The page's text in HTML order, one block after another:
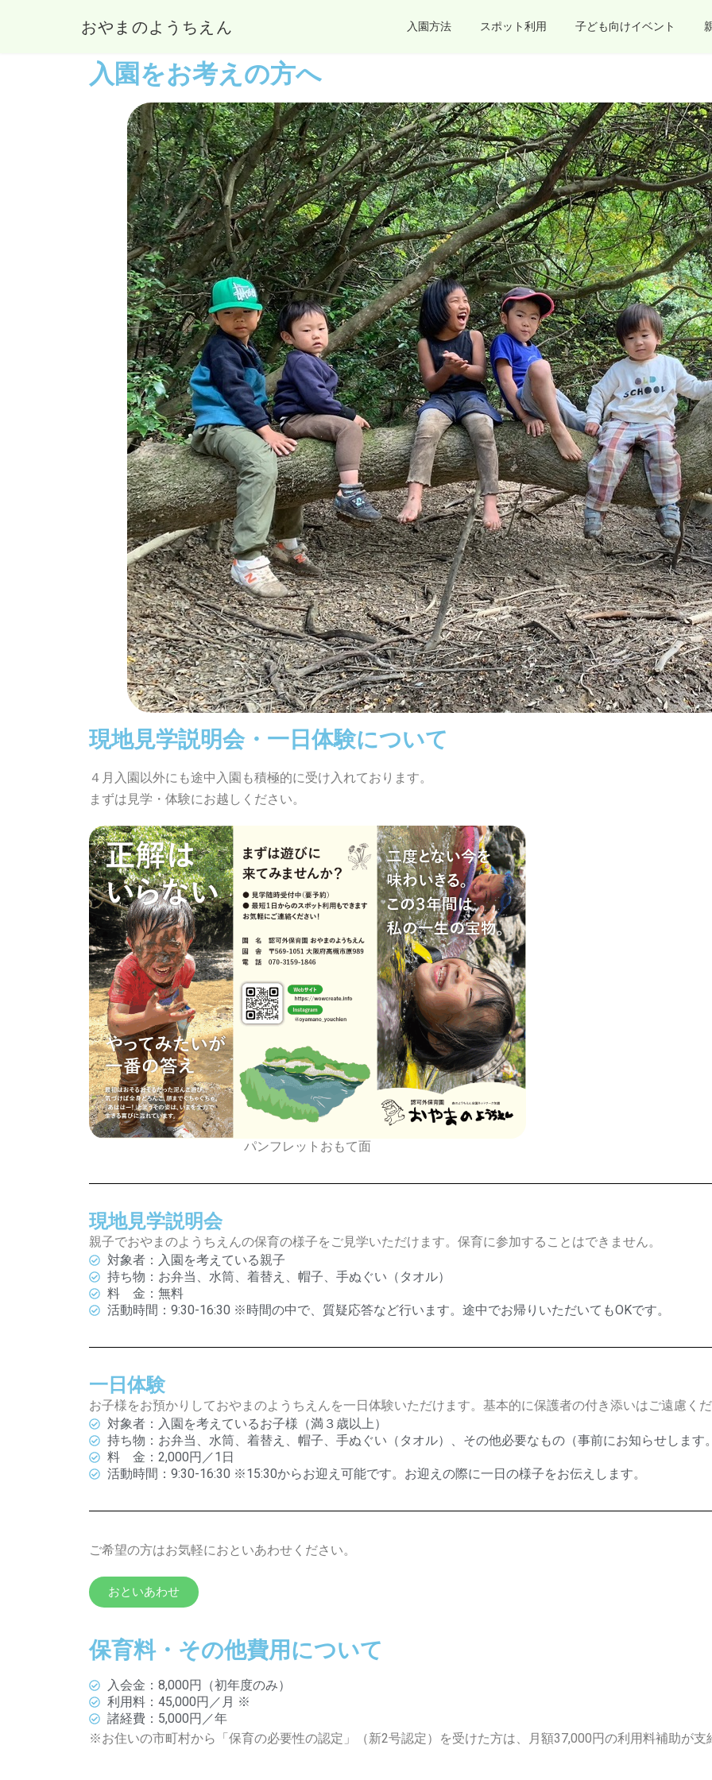
おやまのようちえん 入園方法 スポット利用 子ども向けイベント
入園をお考えの方へ
現地見学説明会・ 一日体験について
４月入園以外にも途中入園も積極的に受け入れております。
まずは見学・体験にお越しください。
パンフレットおもて面
現地見学説明会
親子でおやまのようちえんの保育の様子をご見学いただけます。保育に参加することはできません。
対象者：入園を考えている親子
持ち物：お弁当、水筒、着替え、帽子、手ぬぐい（タオル）
料 金：無料
活動時間：9:30-16:30 ※時間の中で、質疑応答など行います。途中でお帰りいただいてもOKです。
一日体験
お子様をお預かりしておやまのようちえんを一日体験いただけます。基本的に保護者の付き添いはご遠慮く
対象者：入園を考えているお子様（満３歳以上）
持ち物：お弁当、水筒、着替え、帽子、手ぬぐい（タオル）、その他必要なもの（事前にお知らせします
料 金：2,000円／1日
活動時間：9:30-16:30 ※15:30からお迎え可能です。お迎えの際に一日の様子をお伝えします。
ご希望の方はお気軽におといあわせください。
おといあわせ
保育料・その他費用について
入会金：8,000円（初年度のみ）
利用料：45,000円／月 ※
諸経費：5,000円／年
※お住いの市町村から「保育の必要性の認定」（新2号認定）を受けた方は、月額37,000円の利用料補助が支